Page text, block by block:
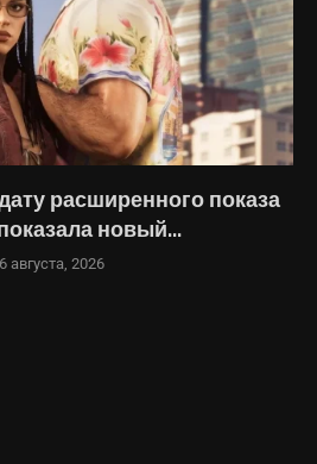
расширенного показа
показала новый...
6 августа, 2026